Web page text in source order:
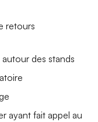
retours
autour des stands
ayant fait appel au